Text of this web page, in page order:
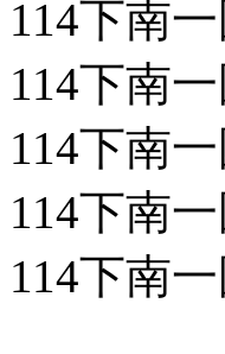
114下南
114下南
114下南
114下南
114下南